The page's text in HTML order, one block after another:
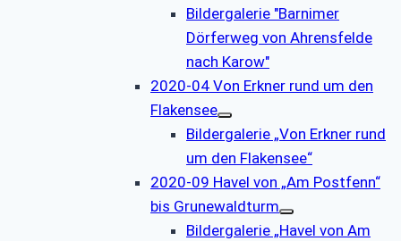
Bildergalerie "Barnimer
Dörferweg von Ahrensfelde
nach Karow"
2020-04 Von Erkner rund um den
Flakensee
Bildergalerie „Von Erkner rund
um den Flakensee“
2020-09 Havel von „Am Postfenn“
bis Grunewaldturm
Bildergalerie „Havel von Am